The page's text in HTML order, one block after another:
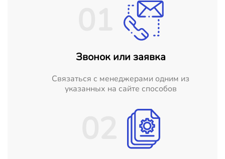
Звонок или заявка
Cвязаться с менеджерами одним из
указанных на сайте способов